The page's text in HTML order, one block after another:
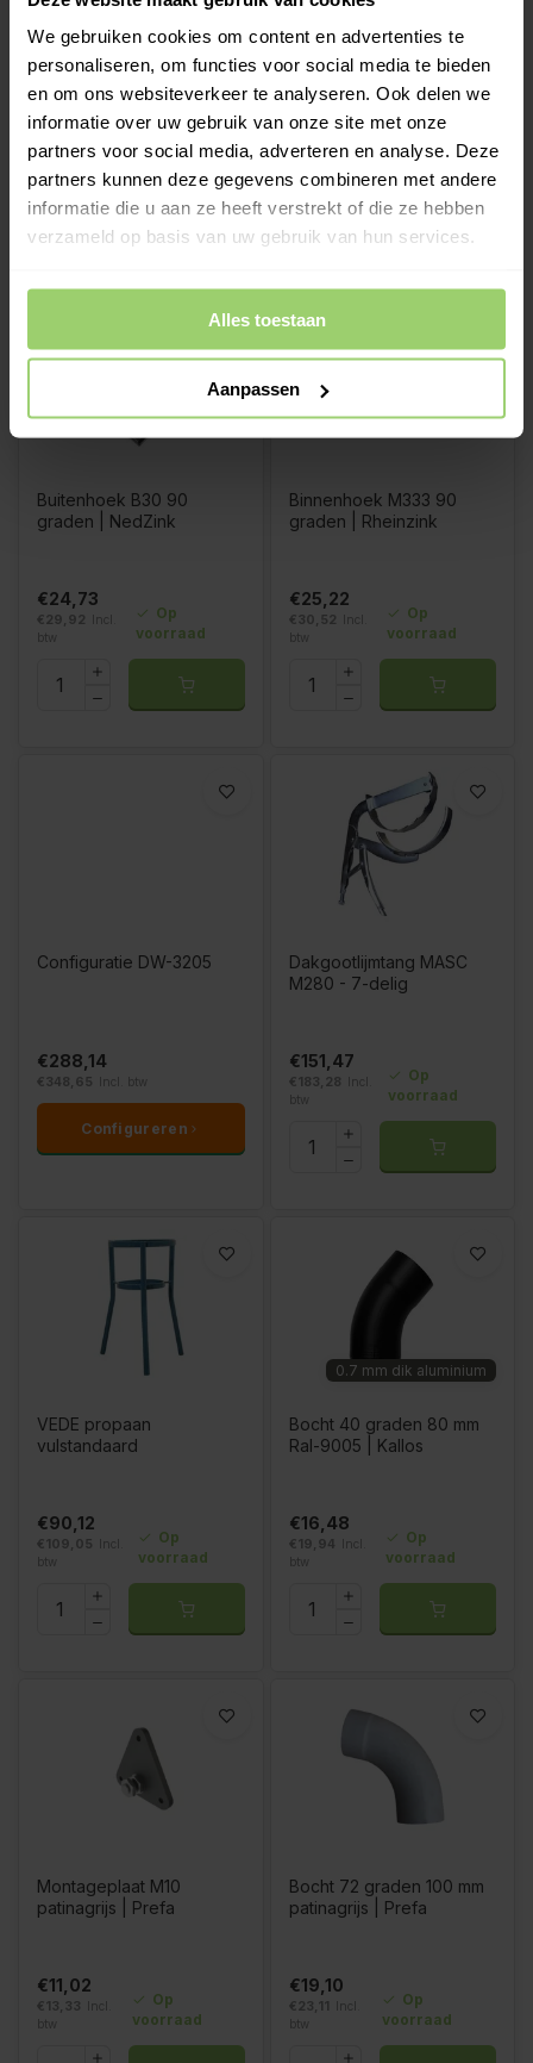
We gebruiken cookies om content en advertenties te
personaliseren, om functies voor social media te bieden
en om ons websiteverkeer te analyseren. Ook delen we
informatie over uw gebruik van onze site met onze
partners voor social media, adverteren en analyse. Deze
partners kunnen deze gegevens combineren met andere
informatie die u aan ze heeft verstrekt of die ze hebben
verzameld op basis van uw gebruik van hun services.
Alles toestaan
Aanpassen
Kopschot B44 rechts met
kraal | NedZink
€5,43 Incl.
btw
Op
voorraad
Buitenhoek M37 90
graden | NedZink
€36,06 Incl.
btw
Op
voorraad
Buitenhoek B30 90
graden | NedZink
€24,73
€29,92
Incl.
btw
Op
voorraad
Binnenhoek M333 90
graden | Rheinzink
€25,22
€30,52
Incl.
btw
Op
voorraad
Configuratie DW-3205
€288,14
€348,65 Incl. btw
Configureren
Dakgootlijmtang MASC
M280 - 7-delig
€151,47
€183,28
Incl.
btw
Op
voorraad
VEDE propaan
vulstandaard
€90,12
€109,05
Incl.
btw
Op
voorraad
0.7 mm dik aluminium
Bocht 40 graden 80 mm
Ral-9005 | Kallos
€16,48
€19,94
Incl.
btw
Op
voorraad
Montageplaat M10
patinagrijs | Prefa
€11,02
€13,33
Incl.
btw
Op
voorraad
Bocht 72 graden 100 mm
patinagrijs | Prefa
€19,10
€23,11
Incl.
btw
Op
voorraad